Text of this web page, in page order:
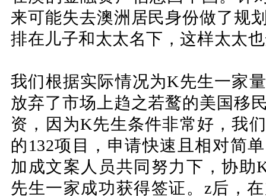
来可能失去澳洲居民身份做了规
排在儿子和太太名下，这样太太
我们根据实际情况为K先生一家
放弃了市场上趋之若鹜的美国移
资，因为K先生条件非常好，我
的132项目，申请快速且相对简
加成文案人员共同努力下，协助
先生一家成功获得签证。 z后，